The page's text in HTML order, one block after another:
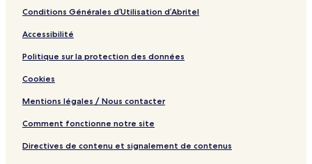
Conditions Générales d’Utilisation d’Abritel
Accessibilité
Politique sur la protection des données
Cookies
Mentions légales / Nous contacter
Comment fonctionne notre site
Directives de contenu et signalement de contenus